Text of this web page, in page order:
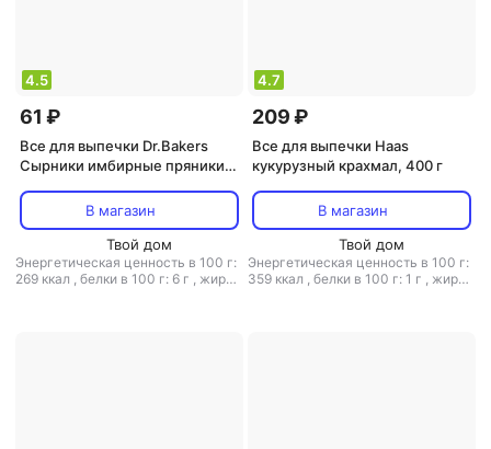
4.5
61 ₽
Все для выпечки Dr.Bakers
Сырники имбирные пряники
В магазин
Твой дом
Энергетическая ценность в 100 г:
269 ккал , белки в 100 г: 6 г , жиры
4.7
209 ₽
Все для выпечки Haas
кукурузный крахмал, 400 г
В магазин
Твой дом
Энергетическая ценность в 100 г:
359 ккал , белки в 100 г: 1 г , жиры